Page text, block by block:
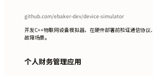
github.com/ebaker-dev/device-simulator
开发C++物联网设备模拟器，在硬件部署前验证通信协议
故障场景。
个人财务管理应用